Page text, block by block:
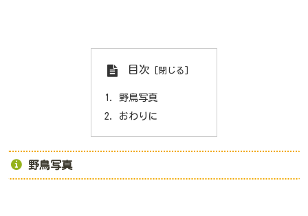
目次
野鳥写真
おわりに
野鳥写真